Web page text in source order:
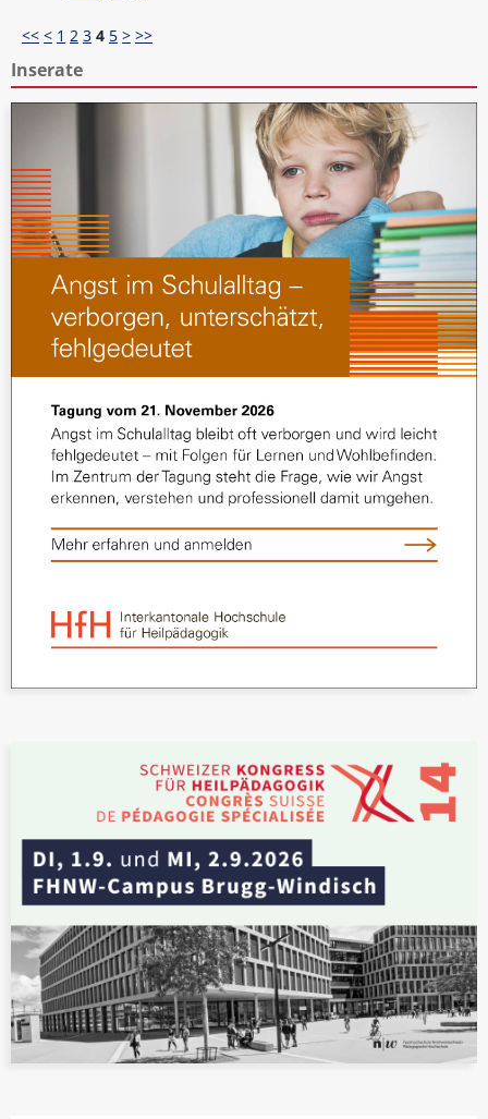
<< < 1 2 3 4 5 > >>
Inserate